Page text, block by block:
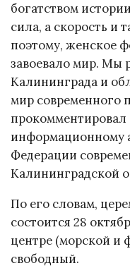
богатством
сила, а скорость и
поэтому, женское
завоевало мир. Мы
Калининграда и
мир современного
информационному
Федерации
Калининградской
По его словам,
состоится 28
центре (морской и
свободный.